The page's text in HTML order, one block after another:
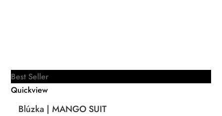
Best Seller
Quickview
Blúzka | MANGO SUIT